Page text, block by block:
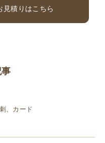
見積りはこちら
、カード